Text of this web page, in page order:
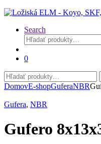
Search
Hľadať:
0
Hľadať:
DomovE-shopGuferaNBR
Gufera, NBR
Gufero